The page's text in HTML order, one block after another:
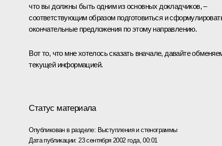
что вы должны быть одним из основных докладчиков, –
соответствующим образом подготовиться и
окончательные предложения по этому направлению.
Вот то, что мне хотелось сказать вначале, давайте
текущей информацией.
Статус материала
Опубликован в разделе: Выступления и стенограммы
Дата публикации: 23 сентября 2002 года, 00:01